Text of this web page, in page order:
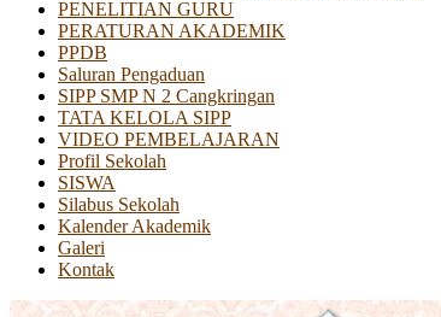
PENELITIAN GURU
PERATURAN AKADEMIK
PPDB
Saluran Pengaduan
SIPP SMP N 2 Cangkringan
TATA KELOLA SIPP
VIDEO PEMBELAJARAN
Profil Sekolah
SISWA
Silabus Sekolah
Kalender Akademik
Galeri
Kontak